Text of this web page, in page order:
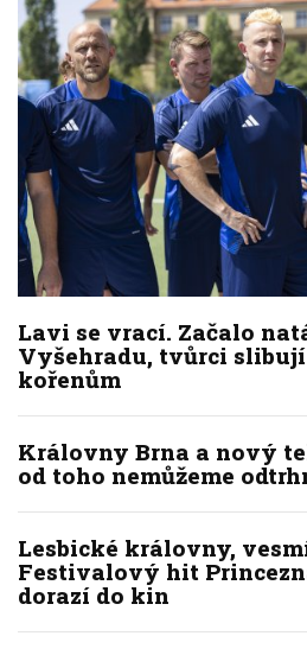
Lavi se vrací. Začalo
Vyšehradu, tvůrci
kořenům
Královny Brna a nový
od toho nemůžeme
Lesbické královny,
Festivalový hit
dorazí do kin